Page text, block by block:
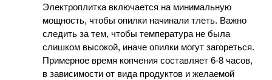
Электроплитка включается на минимальную
мощность, чтобы опилки начинали тлеть. Важно
следить за тем, чтобы температура не была
слишком высокой, иначе опилки могут загореться.
Примерное время копчения составляет 6-8 часов,
в зависимости от вида продуктов и желаемой